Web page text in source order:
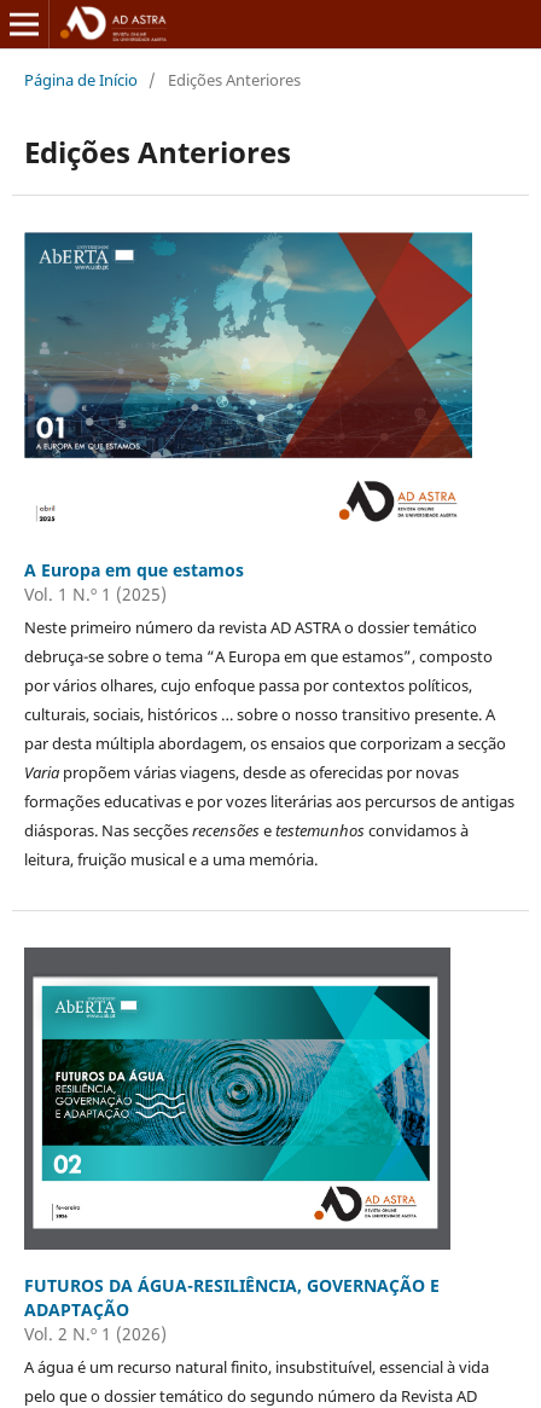
Página de Início / Edições Anteriores
Edições Anteriores
A Europa em que estamos
Vol. 1 N.º 1 (2025)
Neste primeiro número da revista AD ASTRA o dossier temático
debruça-se sobre o tema “A Europa em que estamos”, composto
por vários olhares, cujo enfoque passa por contextos políticos,
culturais, sociais, históricos … sobre o nosso transitivo presente. A
par desta múltipla abordagem, os ensaios que corporizam a secção
Variapropõem várias viagens, desde as oferecidas por novas
formações educativas e por vozes literárias aos percursos de antigas
diásporas. Nas secçõesrecensõesetestemunhosconvidamos à
leitura, fruição musical e a uma memória.
FUTUROS DA ÁGUA-RESILIÊNCIA, GOVERNAÇÃO E
ADAPTAÇÃO
Vol. 2 N.º 1 (2026)
A água é um recurso natural finito, insubstituível, essencial à vida
pelo que o dossier temático do segundo número da Revista AD